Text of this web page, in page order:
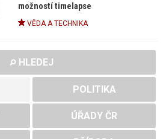
možností timelapse
VĚDA A TECHNIKA
HLEDEJ
POLITIKA
ÚŘADY ČR